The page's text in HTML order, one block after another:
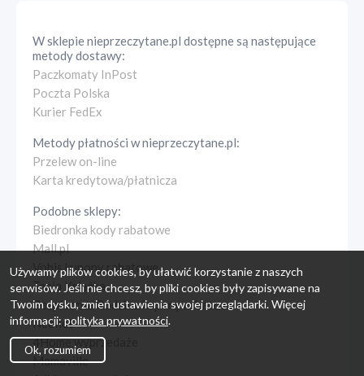
W sklepienieprzeczytane.pl dostępne są następujące
metody dostawy:
Paczkomaty InPost
Poczta Polska
Kurier FedEx
Metody płatności wnieprzeczytane.pl:
Przelew on-line
Karta kredytowa/płatnicza
Podobne sklepy:
Biedronka kody rabatowe
Mall.pl
Vobis kupony rabatowe
Tania Książka
Bezpieczna Rodzina kupony rabatowe
Neonet
4Home wyprzedaże
Mamaville
Używamy plików cookies, by ułatwić korzystanie z naszych
serwisów. Jeśli nie chcesz, by pliki cookies były zapisywane na
Twoim dysku, zmień ustawienia swojej przeglądarki. Więcej
informacji: polityka prywatności.
Ok, rozumiem